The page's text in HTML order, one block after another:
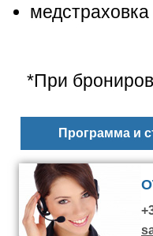
медстраховка
*При
Программа и